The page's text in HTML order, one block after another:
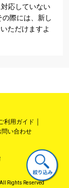
応していない
際には、新し
ただけますよ
利用ガイド
問い合わせ
Rights Reserved